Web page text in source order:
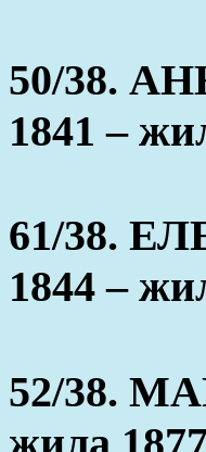
50/38.
1841 –
61/38.
1844 –
52/38.